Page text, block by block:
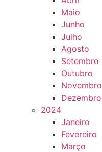
Maio
Junho
Julho
Agosto
Setembro
Outubro
Novembro
Dezembro
2024
Janeiro
Fevereiro
Março